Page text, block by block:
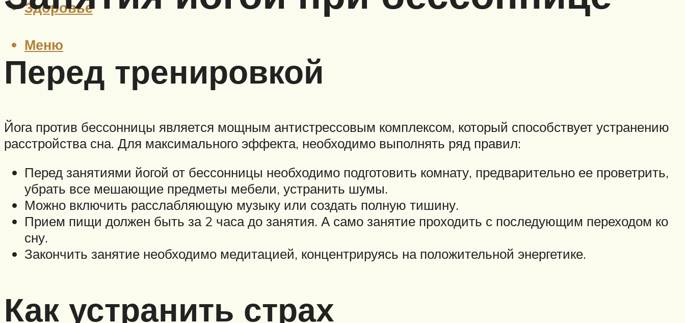
Здоровье
Меню
Перед тренировкой
Йога против бессонницы является мощным антистрессовым комплексом, который способствует устранению
расстройства сна. Для максимального эффекта, необходимо выполнять ряд правил:
Перед занятиями йогой от бессонницы необходимо подготовить комнату, предварительно ее проветрить,
убрать все мешающие предметы мебели, устранить шумы.
Можно включить расслабляющую музыку или создать полную тишину.
Прием пищи должен быть за 2 часа до занятия. А само занятие проходить с последующим переходом ко
сну.
Закончить занятие необходимо медитацией, концентрируясь на положительной энергетике.
Как устранить страх